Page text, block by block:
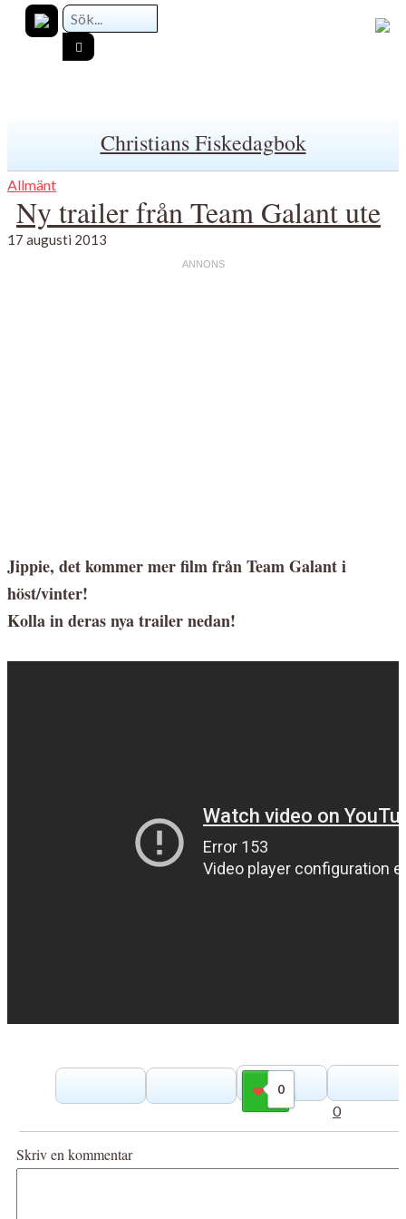
Christians Fiskedagbok
Allmänt
Ny trailer från Team Galant ute
17 augusti 2013
Jippie, det kommer mer film från Team Galant i
höst/vinter!
Kolla in deras nya trailer nedan!
0
Gilla
0
Skriv en kommentar